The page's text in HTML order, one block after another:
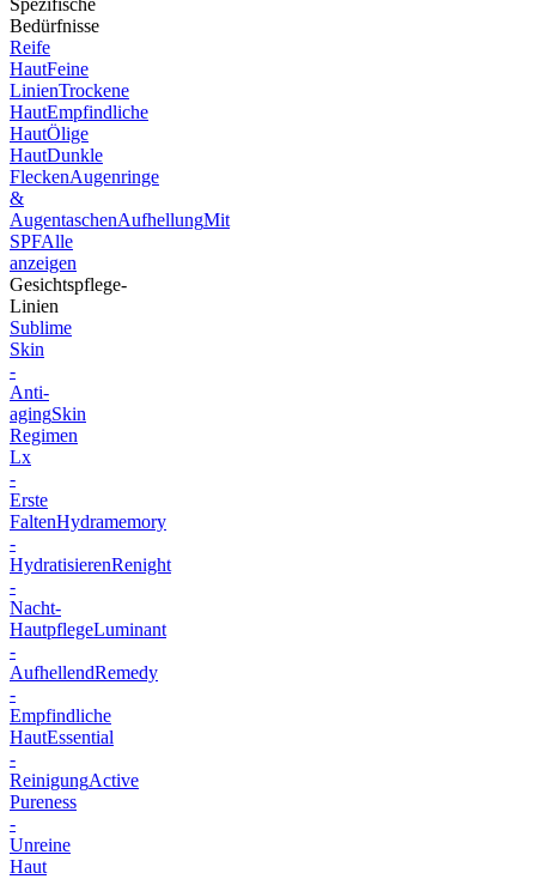
Spezifische
Bedürfnisse
Reife
HautFeine
LinienTrockene
HautEmpfindliche
HautÖlige
HautDunkle
FleckenAugenringe
&
AugentaschenAufhellungMit
SPFAlle
anzeigen
Gesichtspflege-
Linien
Sublime
Skin
-
Anti-
agingSkin
Regimen
Lx
-
Erste
FaltenHydramemory
-
HydratisierenRenight
-
Nacht-
HautpflegeLuminant
-
AufhellendRemedy
-
Empfindliche
HautEssential
-
ReinigungActive
Pureness
-
Unreine
Haut